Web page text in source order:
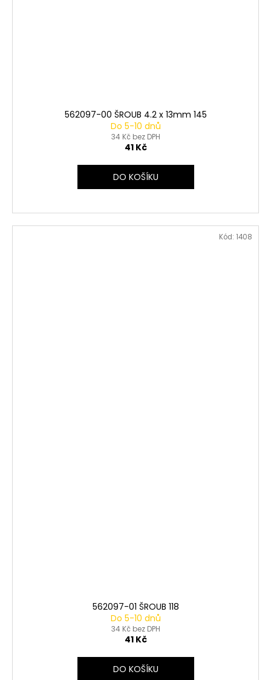
562097-00 ŠROUB 4.2 x 13mm 145
Do 5-10 dnů
34 Kč bez DPH
41 Kč
DO KOŠÍKU
562097-01 ŠROUB 118
Do 5-10 dnů
34 Kč bez DPH
41 Kč
DO KOŠÍKU
Kód: 1408